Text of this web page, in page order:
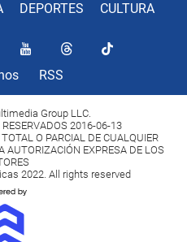
DEPORTES CULTURA
RSS
Group LLC.
2016-06-13
O PARCIAL DE CUALQUIER
AUTORIZACIÓN EXPRESA DE LOS
2022. All rights reserved